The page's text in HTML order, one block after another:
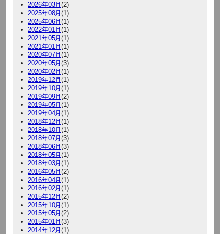
2026年03月(2)
2025年08月(1)
2025年06月(1)
2022年01月(1)
2021年05月(1)
2021年01月(1)
2020年07月(1)
2020年05月(3)
2020年02月(1)
2019年12月(1)
2019年10月(1)
2019年09月(2)
2019年05月(1)
2019年04月(1)
2018年12月(1)
2018年10月(1)
2018年07月(3)
2018年06月(3)
2018年05月(1)
2018年03月(1)
2016年05月(2)
2016年04月(1)
2016年02月(1)
2015年12月(2)
2015年10月(1)
2015年05月(2)
2015年01月(3)
2014年12月(1)